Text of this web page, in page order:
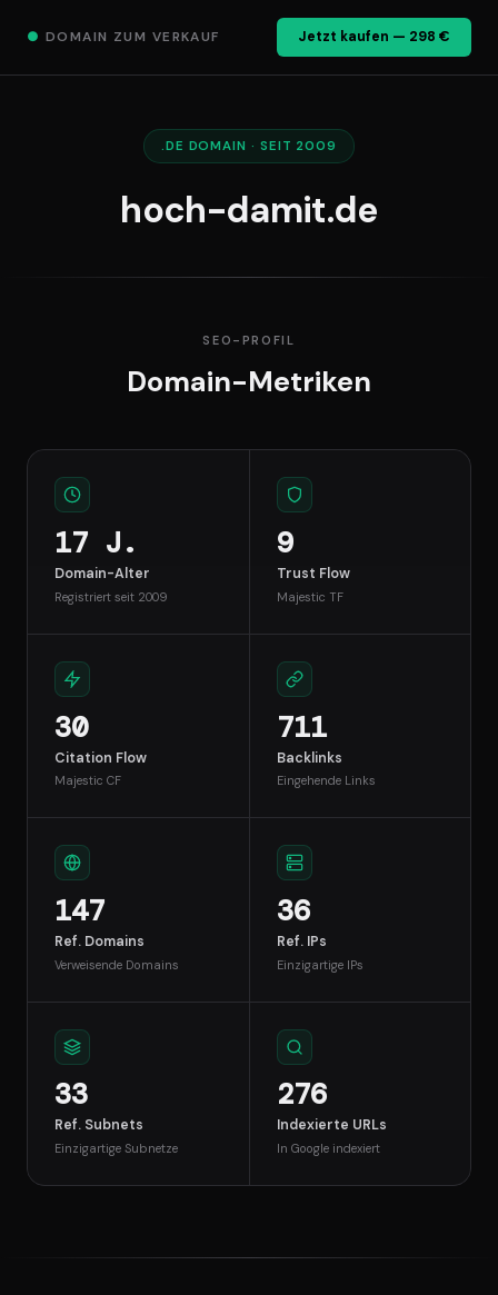
● DOMAIN ZUM VERKAUF Jetzt kaufen — 298 €
.DE DOMAIN · SEIT 2009
hoch-damit.de
SEO-PROFIL
Domain-Metriken
17 J.
Domain-Alter
Registriert seit 2009
9
Trust Flow
Majestic TF
30
Citation Flow
Majestic CF
711
Backlinks
Eingehende Links
147
Ref. Domains
Verweisende Domains
36
Ref. IPs
Einzigartige IPs
33
Ref. Subnets
Einzigartige Subnetze
276
Indexierte URLs
In Google indexiert